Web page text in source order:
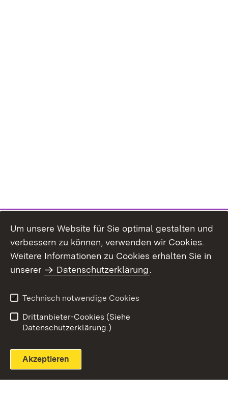
Themenübersicht
Um unsere Website für Sie optimal gestalten und
verbessern zu können, verwenden wir Cookies.
Weitere Informationen zu Cookies erhalten Sie in
unserer
Datenschutzerklärung.
Technisch notwendige Cookies
Drittanbieter-Cookies (Siehe
Datenschutzerklärung.)
Akzeptieren